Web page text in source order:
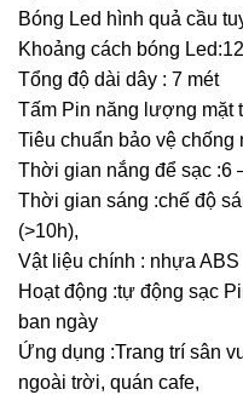
Bóng Led hình quả cầu
Khoảng cách bóng
Tổng độ dài dây : 7 mét
Tấm Pin năng lượng mặt
Tiêu chuẩn bảo vệ chống
Thời gian nắng để sạc :6
Thời gian sáng :chế độ
(>10h),
Vật liệu chính : nhựa ABS
Hoạt động :tự động sạc
ban ngày
Ứng dụng :Trang trí sân
ngoài trời, quán cafe,